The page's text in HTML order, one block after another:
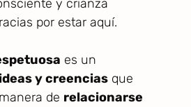
y crianza
por estar aquí.
es un
y creencias que
de relacionarse